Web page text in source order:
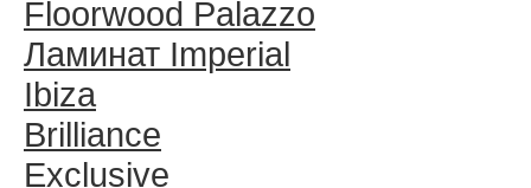
Floorwood Palazzo
Ламинат Imperial
Ibiza
Brilliance
Exclusive